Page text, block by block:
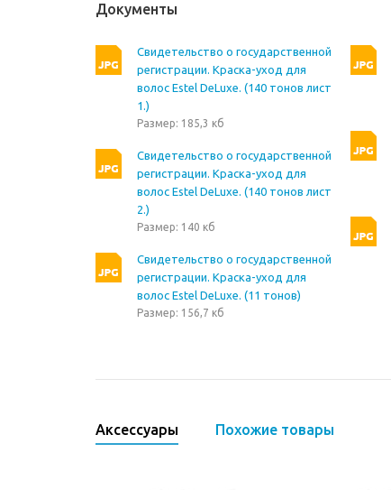
Документы
Свидетельство о государственной
регистрации. Краска-уход для
волос Estel DeLuxe. (140 тонов лист
1.)
Размер: 185,3 кб
Свидетельство о государственной
регистрации. Краска-уход для
волос Estel DeLuxe. (140 тонов лист
2.)
Размер: 140 кб
Свидетельство о государственной
регистрации. Краска-уход для
волос Estel DeLuxe. (11 тонов)
Размер: 156,7 кб
Аксессуары Похожие товары